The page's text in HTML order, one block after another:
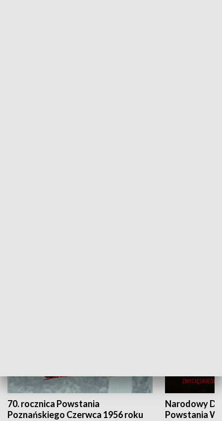
70. rocznica Powstania
Poznańskiego Czerwca 1956 roku
Narodowy
Powstania